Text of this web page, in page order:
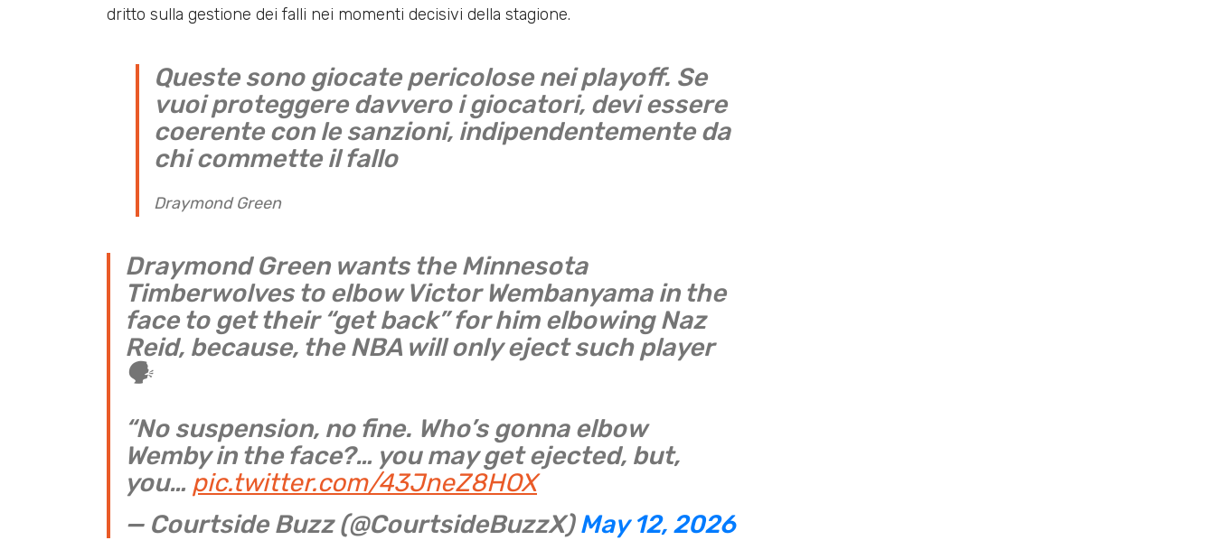
dritto sulla gestione dei falli nei momenti decisivi della stagione.
Queste sono giocate pericolose nei playoff. Se
vuoi proteggere davvero i giocatori, devi essere
coerente con le sanzioni, indipendentemente da
chi commette il fallo
Draymond Green
Draymond Green wants the Minnesota
Timberwolves to elbow Victor Wembanyama in the
face to get their “get back” for him elbowing Naz
Reid, because, the NBA will only eject such player
🗣️
“No suspension, no fine. Who’s gonna elbow
Wemby in the face?… you may get ejected, but,
you… pic.twitter.com/43JneZ8HOX
— Courtside Buzz (@CourtsideBuzzX)May 12, 2026